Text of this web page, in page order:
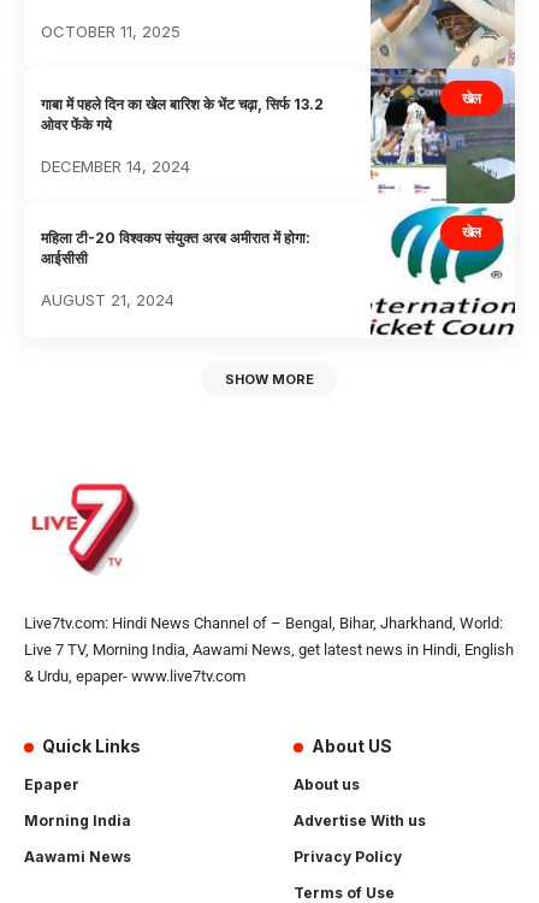
OCTOBER 11, 2025
खेल
गाबा में पहले दिन का खेल बारिश के भेंट चढ़ा, सिर्फ 13.2
ओवर फेंके गये
DECEMBER 14, 2024
खेल
महिला टी-20 विश्वकप संयुक्त अरब अमीरात में होगा:
आईसीसी
AUGUST 21, 2024
SHOW MORE
Live7tv.com: Hindi News Channel of – Bengal, Bihar, Jharkhand, World:
Live 7 TV, Morning India, Aawami News, get latest news in Hindi, English
& Urdu, epaper- www.live7tv.com
Quick Links
Epaper
Morning India
Aawami News
About US
About us
Advertise With us
Privacy Policy
Terms of Use